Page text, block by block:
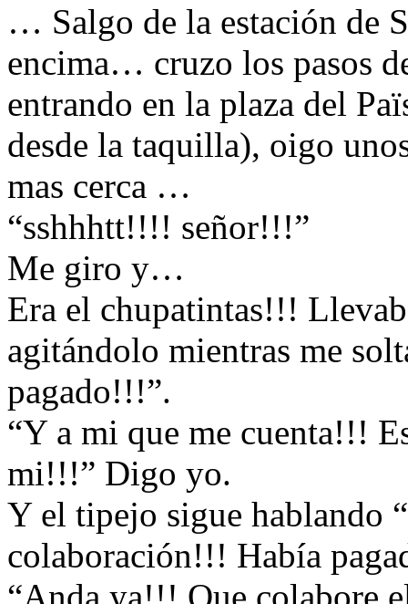
… Salgo de la estación de
encima… cruzo los pasos
entrando en la plaza del
desde la taquilla), oigo
mas cerca …
“sshhhtt!!!! señor!!!”
Me giro y…
Era el chupatintas!!!
agitándolo mientras me
pagado!!!”.
“Y a mi que me cuenta!!!
mi!!!” Digo yo.
Y el tipejo sigue hablando
colaboración!!! Había
“Anda ya!!! Que colabore